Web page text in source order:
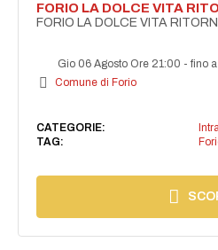
FORIO LA DOLCE VITA
FORIO LA DOLCE VITA
Gio 06 Agosto Ore 21:00 -fino
Comune di Forio
CATEGORIE:
TAG: